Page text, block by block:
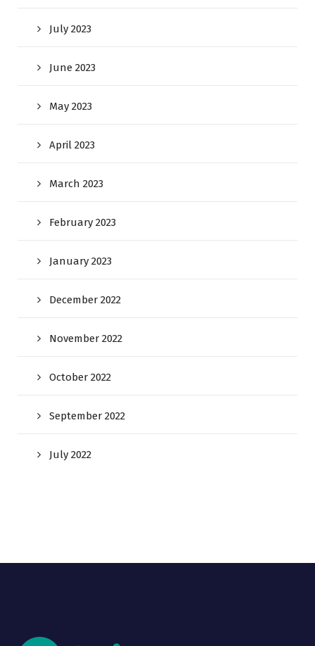
July 2023
June 2023
May 2023
April 2023
March 2023
February 2023
January 2023
December 2022
November 2022
October 2022
September 2022
July 2022